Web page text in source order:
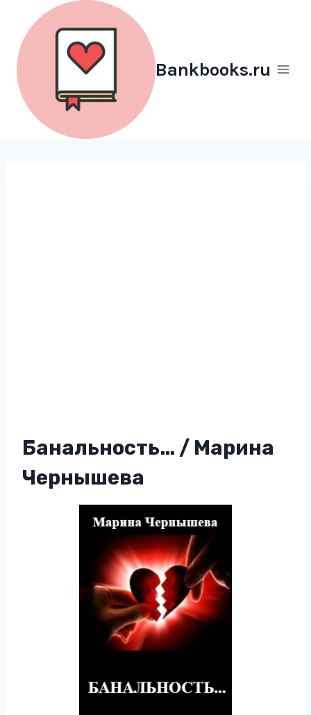
Перейти
содержимому
Bankbooks.ru
Банальность… / Марина
Чернышева